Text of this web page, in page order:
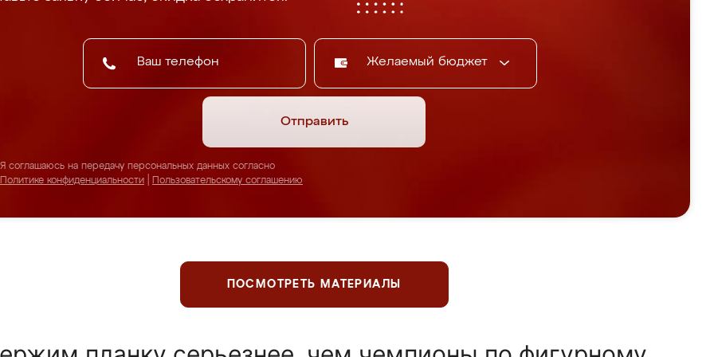
Желаемый бюджет
Отправить
Я соглашаюсь на передачу персональных данных согласно
Политике конфиденциальности
Пользовательскому соглашению
ПОСМОТРЕТЬ МАТЕРИАЛЫ